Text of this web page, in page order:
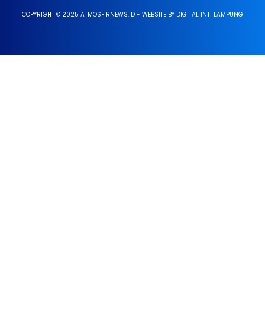
COPYRIGHT © 2025 ATMOSFIRNEWS.ID - WEBSITE BY DIGITAL INTI LAMPUNG